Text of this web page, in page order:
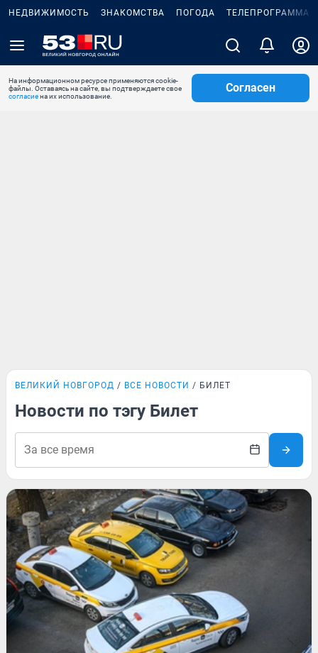
НЕДВИЖИМОСТЬ ЗНАКОМСТВА ПОГОДА ТЕЛЕПРОГРАММА
На информационном ресурсе применяются cookie-
файлы. Оставаясь на сайте, вы подтверждаете свое
согласиена их использование.
Согласен
ВЕЛИКИЙ НОВГОРОД ВСЕ НОВОСТИ БИЛЕТ
Новости по тэгу Билет